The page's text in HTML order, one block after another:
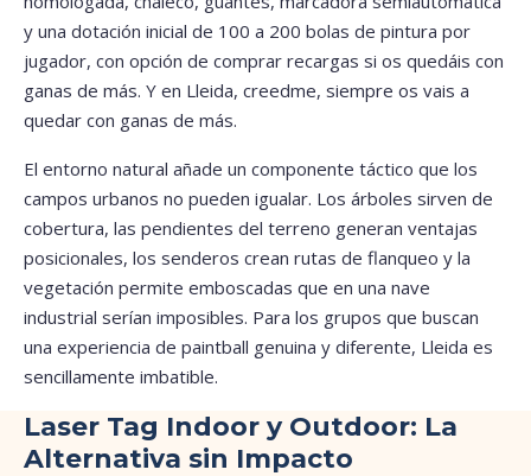
y una dotación inicial de 100 a 200 bolas de pintura por
jugador, con opción de comprar recargas si os quedáis con
ganas de más. Y en Lleida, creedme, siempre os vais a
quedar con ganas de más.
El entorno natural añade un componente táctico que los
campos urbanos no pueden igualar. Los árboles sirven de
cobertura, las pendientes del terreno generan ventajas
posicionales, los senderos crean rutas de flanqueo y la
vegetación permite emboscadas que en una nave
industrial serían imposibles. Para los grupos que buscan
una experiencia de paintball genuina y diferente, Lleida es
sencillamente imbatible.
Laser Tag Indoor y Outdoor: La
Alternativa sin Impacto